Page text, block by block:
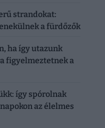
strandokat:
a fürdőzők
ha így utazunk
figyelmeztetnek a
így spórolnak
az élelmes